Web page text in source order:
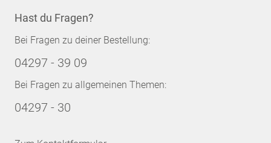
Hast du Fragen?
Bei Fragen zu deiner Bestellung:
04297 - 39 09
Bei Fragen zu allgemeinen Themen:
04297 - 30